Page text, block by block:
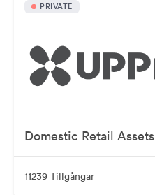
PRIVATE
Domestic Retail Assets
11239 Tillgångar